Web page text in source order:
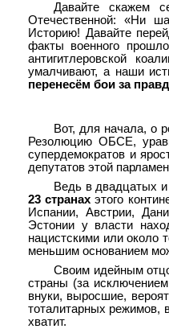
Давайте скажем
Отечественной: «Ни
Историю! Давайте
факты военного
антигитлеровской
умалчивают, а наши
перенесём бои за
Вот, для начала, о
Резолюцию ОБСЕ,
супердемократов и
депутатов этой
Ведь в двадцатых
23 странах этого
Испании, Австрии,
Эстонии у власти
нацистскими или около
меньшим основанием
Своим идейным
страны (за
внуки, выросшие,
тоталитарных режимов,
хватит.